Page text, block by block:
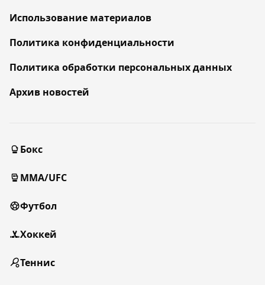
Использование материалов
Политика конфиденциальности
Политика обработки персональных данных
Архив новостей
Бокс
MMA/UFC
Футбол
Хоккей
Теннис